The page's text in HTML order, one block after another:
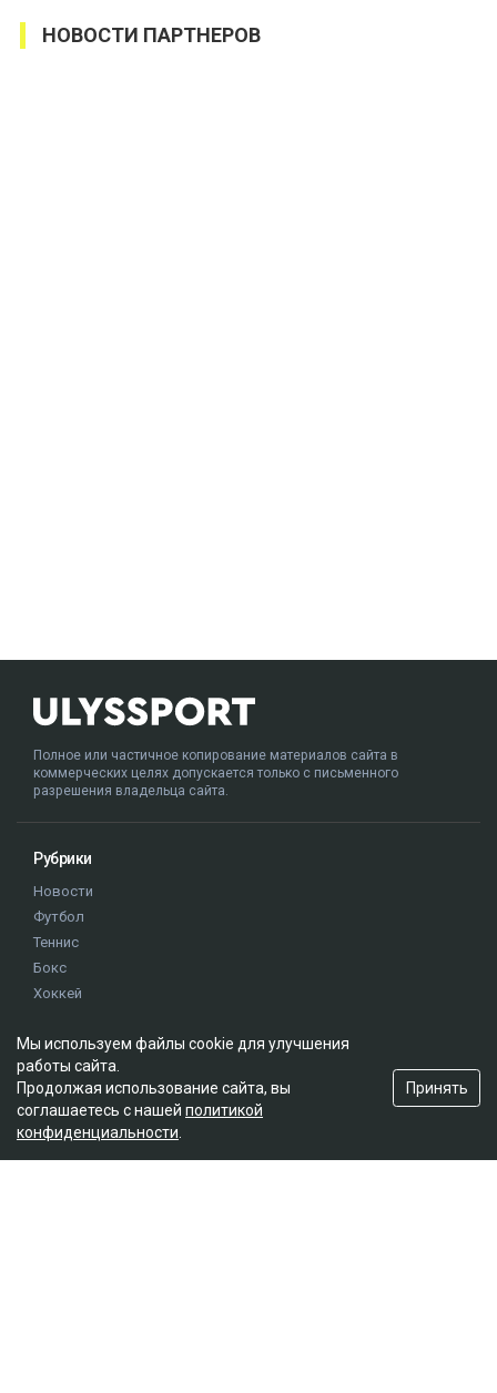
НОВОСТИ ПАРТНЕРОВ
Полное или частичное копирование материалов сайта в
коммерческих целях допускается только с письменного
разрешения владельца сайта.
Рубрики
Новости
Футбол
Теннис
Бокс
Хоккей
Истории
Олимпиада
Редакция
О проекте
Мы используем файлы cookie для улучшения
работы сайта.
Продолжая использование сайта, вы
соглашаетесь с нашей политикой
конфиденциальности
Принять